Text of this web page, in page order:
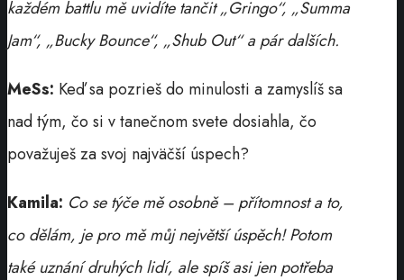
každém battlu mě uvidíte tančit „Gringo“, „Summa
Jam“, „Bucky Bounce“, „Shub Out“ a pár dalších.
MeSs: Keď sa pozrieš do minulosti a zamyslíš sa
nad tým, čo si v tanečnom svete dosiahla, čo
považuješ za svoj najväčší úspech?
Kamila: Co se týče mě osobně – přítomnost a to,
co dělám, je pro mě můj největší úspěch! Potom
také uznání druhých lidí, ale spíš asi jen potřeba